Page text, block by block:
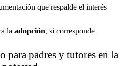
que respalde el interés
la adopción, si corresponde.
para padres y tutores en la